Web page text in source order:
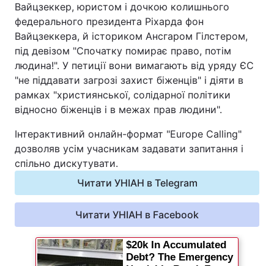
Контакти
ПОСЛУГИ
Реклама на сайті Фотобанк
Пресцентр
Вайцзеккер, юристом і дочкою колишнього
федерального президента Ріхарда фон
Вайцзеккера, й істориком Ансгаром Гілстером,
під девізом "Спочатку помирає право, потім
людина!". У петиції вони вимагають від уряду ЄС
"не піддавати загрозі захист біженців" і діяти в
рамках "християнської, солідарної політики
відносно біженців і в межах прав людини".
Інтерактивний онлайн-формат "Europe Calling"
дозволяв усім учасникам задавати запитання і
спільно дискутувати.
Читати УНІАН в Telegram
Читати УНІАН в Facebook